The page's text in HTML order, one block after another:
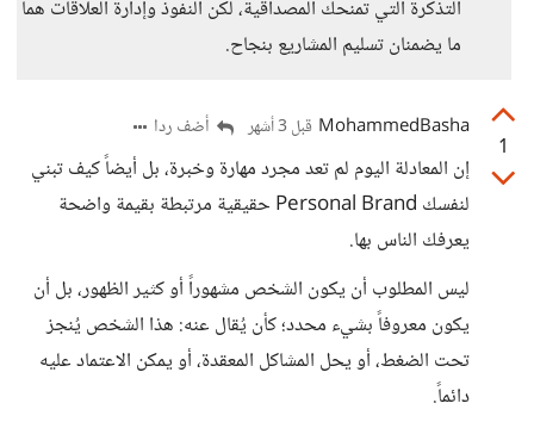
التذكرة التي تمنحك المصداقية، لكن النفوذ وإدارة العلاقات هما
ما يضمنان تسليم المشاريع بنجاح.
1
MohammedBasha قبل 3 أشهر أضف ردا
إن المعادلة اليوم لم تعد مجرد مهارة وخبرة، بل أيضاً كيف تبني
لنفسك Personal Brand حقيقية مرتبطة بقيمة واضحة
يعرفك الناس بها.
ليس المطلوب أن يكون الشخص مشهوراً أو كثير الظهور، بل أن
يكون معروفاً بشيء محدد؛ كأن يُقال عنه: هذا الشخص يُنجز
تحت الضغط، أو يحل المشاكل المعقدة، أو يمكن الاعتماد عليه
دائماً.